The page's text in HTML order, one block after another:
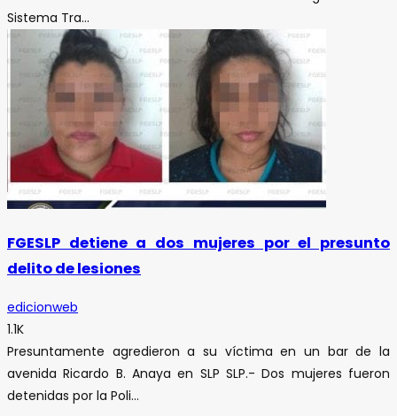
Sistema Tra...
FGESLP detiene a dos mujeres por el presunto
delito de lesiones
edicionweb
1.1K
Presuntamente agredieron a su víctima en un bar de la
avenida Ricardo B. Anaya en SLP SLP.- Dos mujeres fueron
detenidas por la Poli...